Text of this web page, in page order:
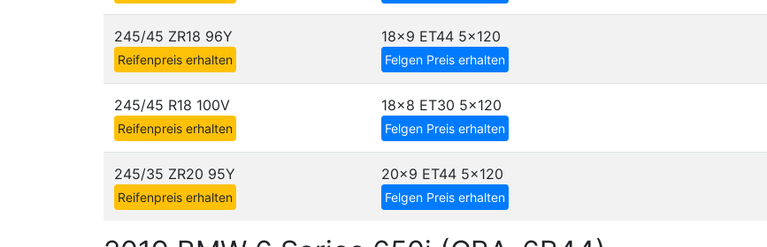
245/45 ZR18 96Y
Reifenpreis erhalten
18x9 ET44 5x120
Felgen Preis erhalten
245/45 R18 100V
Reifenpreis erhalten
18x8 ET30 5x120
Felgen Preis erhalten
245/35 ZR20 95Y
Reifenpreis erhalten
20x9 ET44 5x120
Felgen Preis erhalten